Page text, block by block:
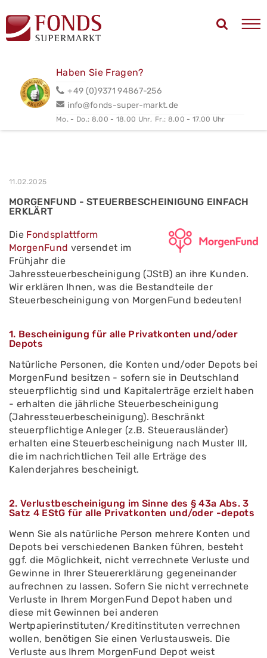
Haben Sie Fragen?
+49 (0)9371 94867-256
info@fonds-super-markt.de
Mo. - Do.: 8.00 - 18.00 Uhr, Fr.: 8.00 - 17.00 Uhr
11.02.2025
MORGENFUND - STEUERBESCHEINIGUNG EINFACH
ERKLÄRT
Die Fondsplattform
MorgenFund versendet im
Frühjahr die
Jahressteuerbescheinigung (JStB) an ihre Kunden.
Wir erklären Ihnen, was die Bestandteile der
Steuerbescheinigung von MorgenFund bedeuten!
1. Bescheinigung für alle Privatkonten und/oder
Depots
Natürliche Personen, die Konten und/oder Depots bei
MorgenFund besitzen - sofern sie in Deutschland
steuerpflichtig sind und Kapitalerträge erzielt haben
- erhalten die jährliche Steuerbescheinigung
(Jahressteuerbescheinigung). Beschränkt
steuerpflichtige Anleger (z.B. Steuerausländer)
erhalten eine Steuerbescheinigung nach Muster III,
die im nachrichtlichen Teil alle Erträge des
Kalenderjahres bescheinigt.
2. Verlustbescheinigung im Sinne des § 43a Abs. 3
Satz 4 EStG für alle Privatkonten und/oder -depots
Wenn Sie als natürliche Person mehrere Konten und
Depots bei verschiedenen Banken führen, besteht
ggf. die Möglichkeit, nicht verrechnete Verluste und
Gewinne in Ihrer Steuererklärung gegeneinander
aufrechnen zu lassen. Sofern Sie nicht verrechnete
Verluste in Ihrem MorgenFund Depot haben und
diese mit Gewinnen bei anderen
Wertpapierinstituten/Kreditinstituten verrechnen
wollen, benötigen Sie einen Verlustausweis. Die
Verluste aus Ihrem MorgenFund Depot weist